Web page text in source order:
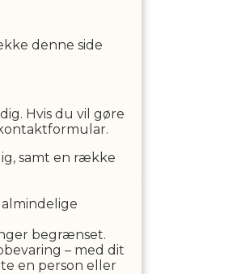
denne side
Hvis du vil gøre
samt en række
begrænset.
– med dit
en person eller